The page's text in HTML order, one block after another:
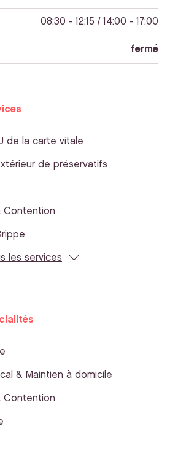
08:30 - 12:15 / 14:00 - 17:00
fermé
de la carte vitale
de préservatifs
Contention
les services
& Maintien à domicile
Contention